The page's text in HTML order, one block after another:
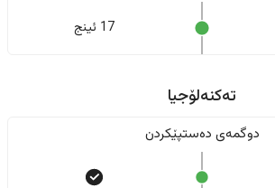
17 ئینج
تەکنەلۆجیا
دوگمەی دەستپێکردن